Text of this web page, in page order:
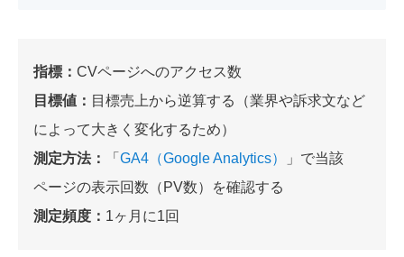
指標： CVページへのアクセス数
目標値： 目標売上から逆算する（業界や訴求文など
によって大きく変化するため）
測定方法：
「 GA4（Google Analytics）
」で当該
ページの表示回数（PV数）を確認する
測定頻度： 1ヶ月に1回